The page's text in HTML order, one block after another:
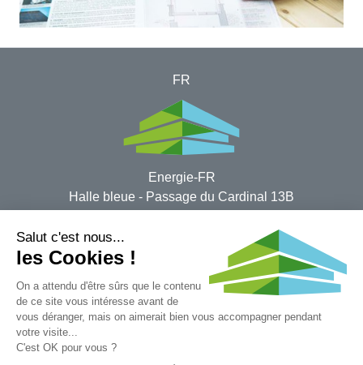
FR
Energie-FR
Halle ​bleue - Passage du Cardinal 13B